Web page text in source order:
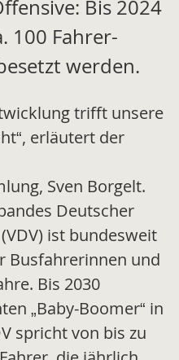
Bis 2024
100 Fahrer-
werden.
trifft unsere
erläutert der
Sven Borgelt.
Deutscher
ist bundesweit
Busfahrerinnen und
Bis 2030
„Baby-Boomer“ in
spricht von bis zu